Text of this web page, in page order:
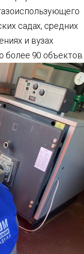
садах, средних
и вузах
более 90 объектов.